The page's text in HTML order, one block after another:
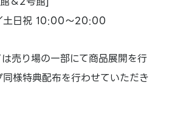
土日祝 10:00～20:00
売り場の一部にて商品展開を行
様特典配布を行わせていただき